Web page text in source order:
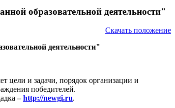
образовательной деятельности"
Скачать положение
деятельности"
цели и задачи, порядок организации и
победителей.
–http://newgi.ru.